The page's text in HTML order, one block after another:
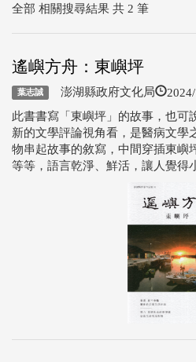
全部 相關搜尋結果 共 2 筆
遙嶼方舟：東嶼坪
葉志誠 澎湖縣政府文化局
此書書寫「東嶼坪」的故事，也可
新的文學評論視角看，是醫病文學
物串起故事的敘寫，中間穿插東嶼
等等，語言乾淨、鮮活，讓人覺得